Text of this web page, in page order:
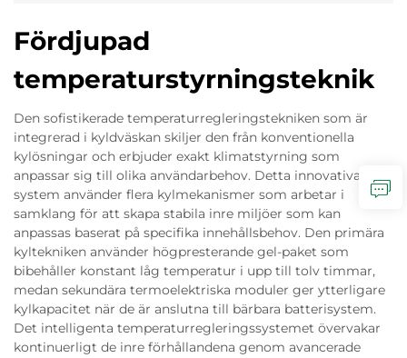
Fördjupad
temperaturstyrningsteknik
Den sofistikerade temperaturregleringstekniken som är
integrerad i kyldväskan skiljer den från konventionella
kylösningar och erbjuder exakt klimatstyrning som
anpassar sig till olika användarbehov. Detta innovativa
system använder flera kylmekanismer som arbetar i
samklang för att skapa stabila inre miljöer som kan
anpassas baserat på specifika innehållsbehov. Den primära
kyltekniken använder högpresterande gel-paket som
bibehåller konstant låg temperatur i upp till tolv timmar,
medan sekundära termoelektriska moduler ger ytterligare
kylkapacitet när de är anslutna till bärbara batterisystem.
Det intelligenta temperaturregleringssystemet övervakar
kontinuerligt de inre förhållandena genom avancerade